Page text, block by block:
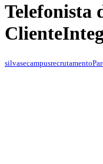
Telefonista
Cliente
silvasecampusrecrutamento